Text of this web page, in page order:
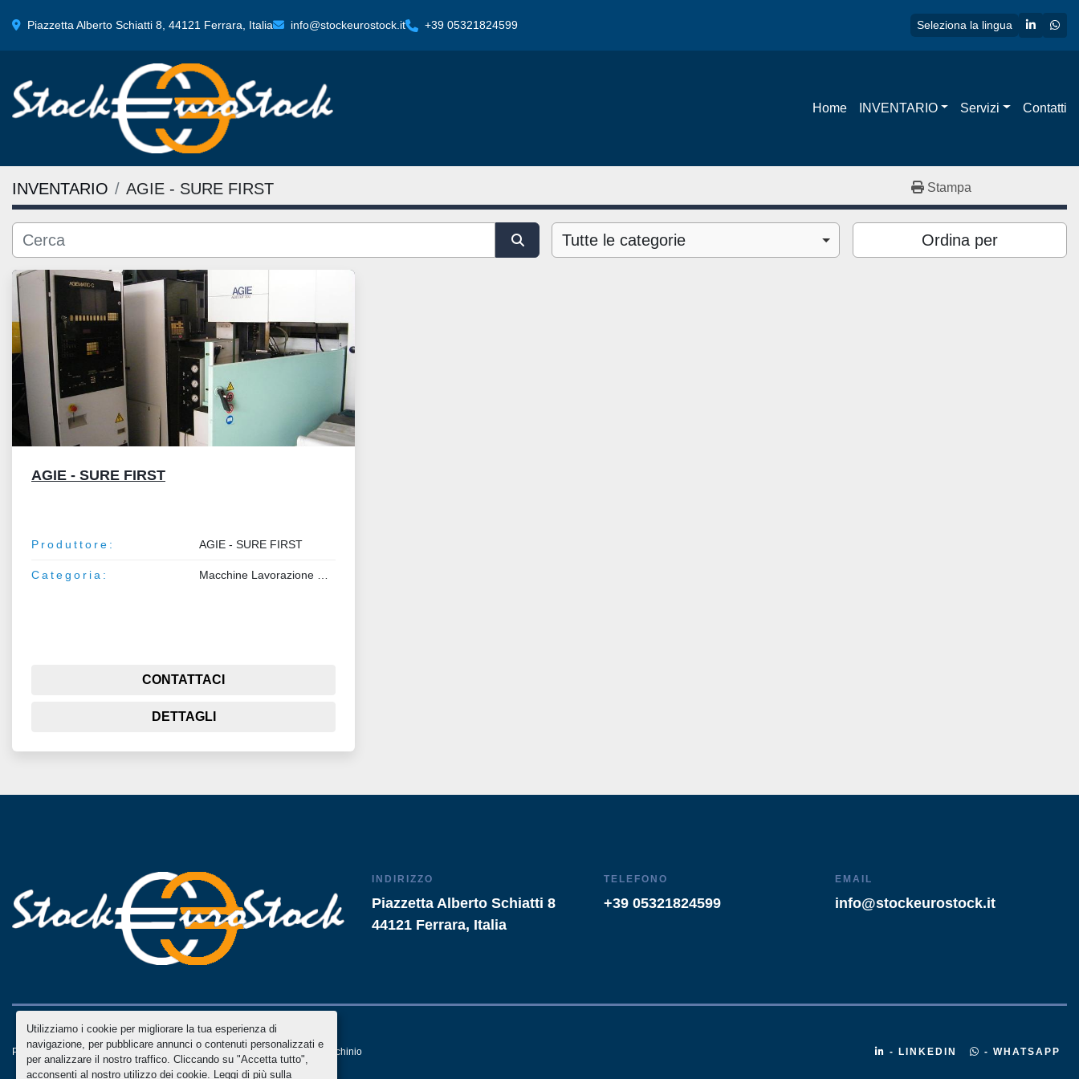
Utilizziamo i cookie per migliorare la tua esperienza di
navigazione, per pubblicare annunci o contenuti personalizzati e
per analizzare il nostro traffico. Cliccando su "Accetta tutto",
acconsenti al nostro utilizzo dei cookie. Leggi di più sulla
Piazzetta Alberto Schiatti 8, 44121 Ferrara, Italia info@stockeurostock.it +39 05321824599 Seleziona la lingua linkedin
Home INVENTARIO Servizi Contatti
INVENTARIO AGIE - SURE FIRST Stampa
Tutte le categorie Ordina per
AGIE - SURE FIRST
Produttore: AGIE - SURE FIRST
Categoria:
CONTATTACI
DETTAGLI
INDIRIZZO
Piazzetta Alberto Schiatti 8
44121 Ferrara, Italia
TELEFONO
+39 05321824599
EMAIL
info@stockeurostock.it
Personalizza le preferenze sui Cookies Machinio Systemsito web diMachinio - LINKEDIN - WHATSAPP